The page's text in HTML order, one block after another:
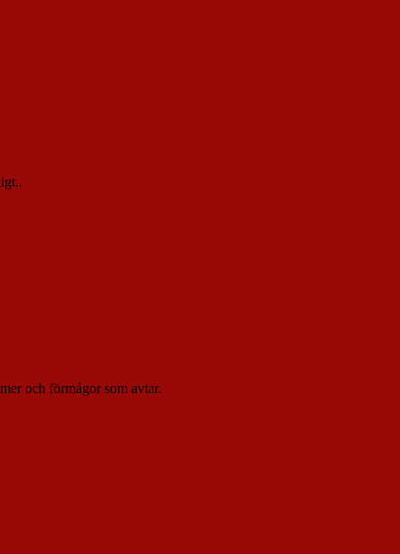
och förmågor som avtar.